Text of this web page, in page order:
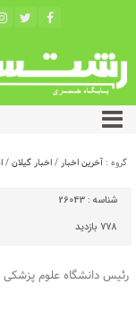
گروه : آخرین اخبار/اخبار گیلان/
شناسه : 26043
778 بازدید
رئیس دانشگاه علوم